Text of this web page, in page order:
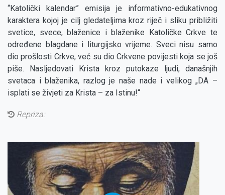
“Katolički kalendar” emisija je informativno-edukativnog
karaktera kojoj je cilj gledateljima kroz riječ i sliku približiti
svetice, svece, blaženice i blaženike Katoličke Crkve te
određene blagdane i liturgijsko vrijeme. Sveci nisu samo
dio prošlosti Crkve, već su dio Crkvene povijesti koja se još
piše. Nasljedovati Krista kroz putokaze ljudi, današnjih
svetaca i blaženika, razlog je naše nade i velikog „DA –
isplati se živjeti za Krista – za Istinu!“
Repriza: